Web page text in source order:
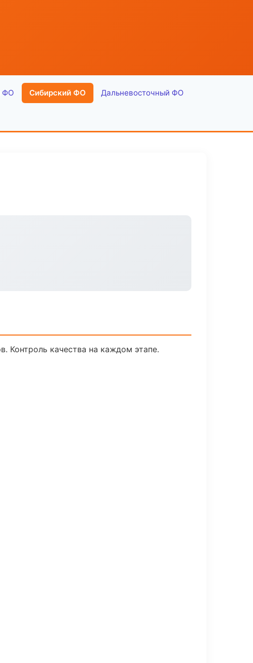
ФО Сибирский ФО Дальневосточный ФО
Контроль качества на каждом этапе.